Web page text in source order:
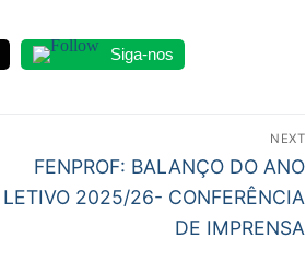
Siga-nos
NEXT
Next
post:
FENPROF: BALANÇO DO ANO
LETIVO 2025/26- CONFERÊNCIA
DE IMPRENSA